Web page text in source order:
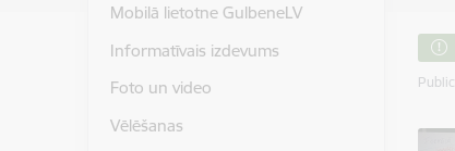
Mobilā lietotne GulbeneLV
Informatīvais izdevums
Foto un video
Vēlēšanas